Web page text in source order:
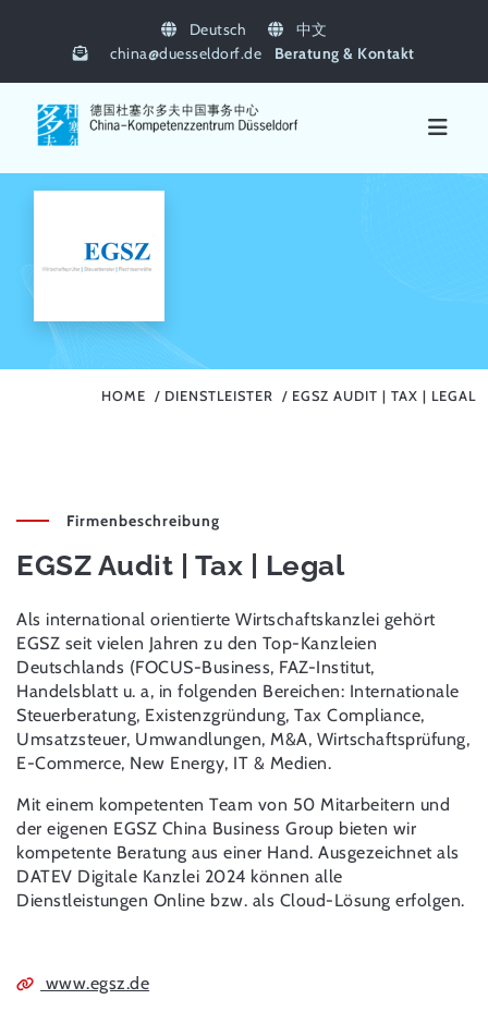
Deutsch
中文
china@duesseldorf.de Beratung & Kontakt
HOME DIENSTLEISTER EGSZ AUDIT | TAX | LEGAL
Firmenbeschreibung
EGSZ Audit | Tax | Legal
Als international orientierte Wirtschaftskanzlei gehört
EGSZ seit vielen Jahren zu den Top-Kanzleien
Deutschlands (FOCUS-Business, FAZ-Institut,
Handelsblatt u. a, in folgenden Bereichen: Internationale
Steuerberatung, Existenzgründung, Tax Compliance,
Umsatzsteuer, Umwandlungen, M&A, Wirtschaftsprüfung,
E-Commerce, New Energy, IT & Medien.
Mit einem kompetenten Team von 50 Mitarbeitern und
der eigenen EGSZ China Business Group bieten wir
kompetente Beratung aus einer Hand. Ausgezeichnet als
DATEV Digitale Kanzlei 2024 können alle
Dienstleistungen Online bzw. als Cloud-Lösung erfolgen.
www.egsz.de